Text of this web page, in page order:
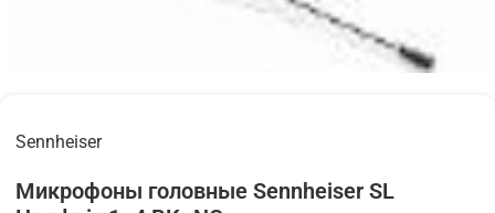
Sennheiser
Микрофоны головные Sennheiser SL